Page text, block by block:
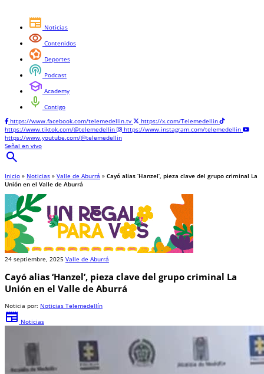
newspaper Noticias
visibility Contenidos
sports_and_outdoors Deportes
podcasts Podcast
school Academy
mic Contigo
https://www.facebook.com/telemedellin.tv
https://x.com/Telemedellin
https://www.tiktok.com/@telemedellin
https://www.instagram.com/telemedellin
https://www.youtube.com/@telemedellin
Señal en vivo
search
Inicio » Noticias » Valle de Aburrá » Cayó alias ‘Hanzel’, pieza clave del grupo criminal La
Unión en el Valle de Aburrá
24 septiembre, 2025 Valle de Aburrá
Cayó alias ‘Hanzel’, pieza clave del grupo criminal La
Unión en el Valle de Aburrá
Noticia por: Noticias Telemedellín
newspaper Noticias